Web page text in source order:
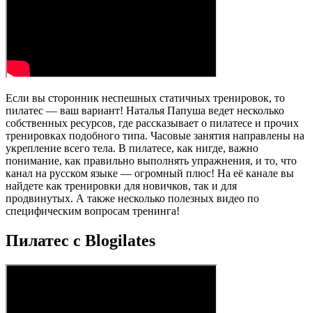
Если вы сторонник неспешных статичных тренировок, то
пилатес — ваш вариант! Наталья Папуша ведет несколько
собственных ресурсов, где рассказывает о пилатесе и прочих
тренировках подобного типа. Часовые занятия направлены на
укрепление всего тела. В пилатесе, как нигде, важно
понимание, как правильно выполнять упражнения, и то, что
канал на русском языке — огромный плюс! На её канале вы
найдете как тренировки для новичков, так и для
продвинутых. А также несколько полезных видео по
специфическим вопросам тренинга!
Пилатес с Blogilates